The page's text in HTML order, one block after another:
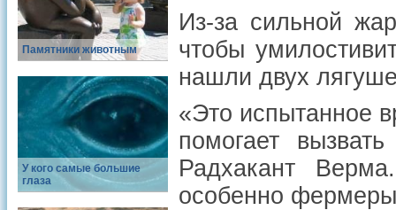
Памятники животным
У кого самые большие
глаза
Из-за сильной
чтобы
нашли двух
«Это испытанное
помогает
Радхакант
особенно